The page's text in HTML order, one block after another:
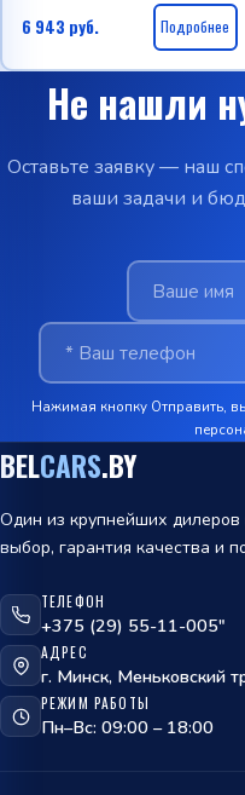
6 943 руб. Подробнее
обработки
Не нашли
Оставьте заявку — наш
ваши задачи и
Нажимая кнопку Отправить,
BELCARS.BY
Один из крупнейших
выбор, гарантия качества и
ТЕЛЕФОН
+375 (29) 55-11-005"
АДРЕС
г. Минск, Меньковский
РЕЖИМ РАБОТЫ
Пн–Вс: 09:00 – 18:00